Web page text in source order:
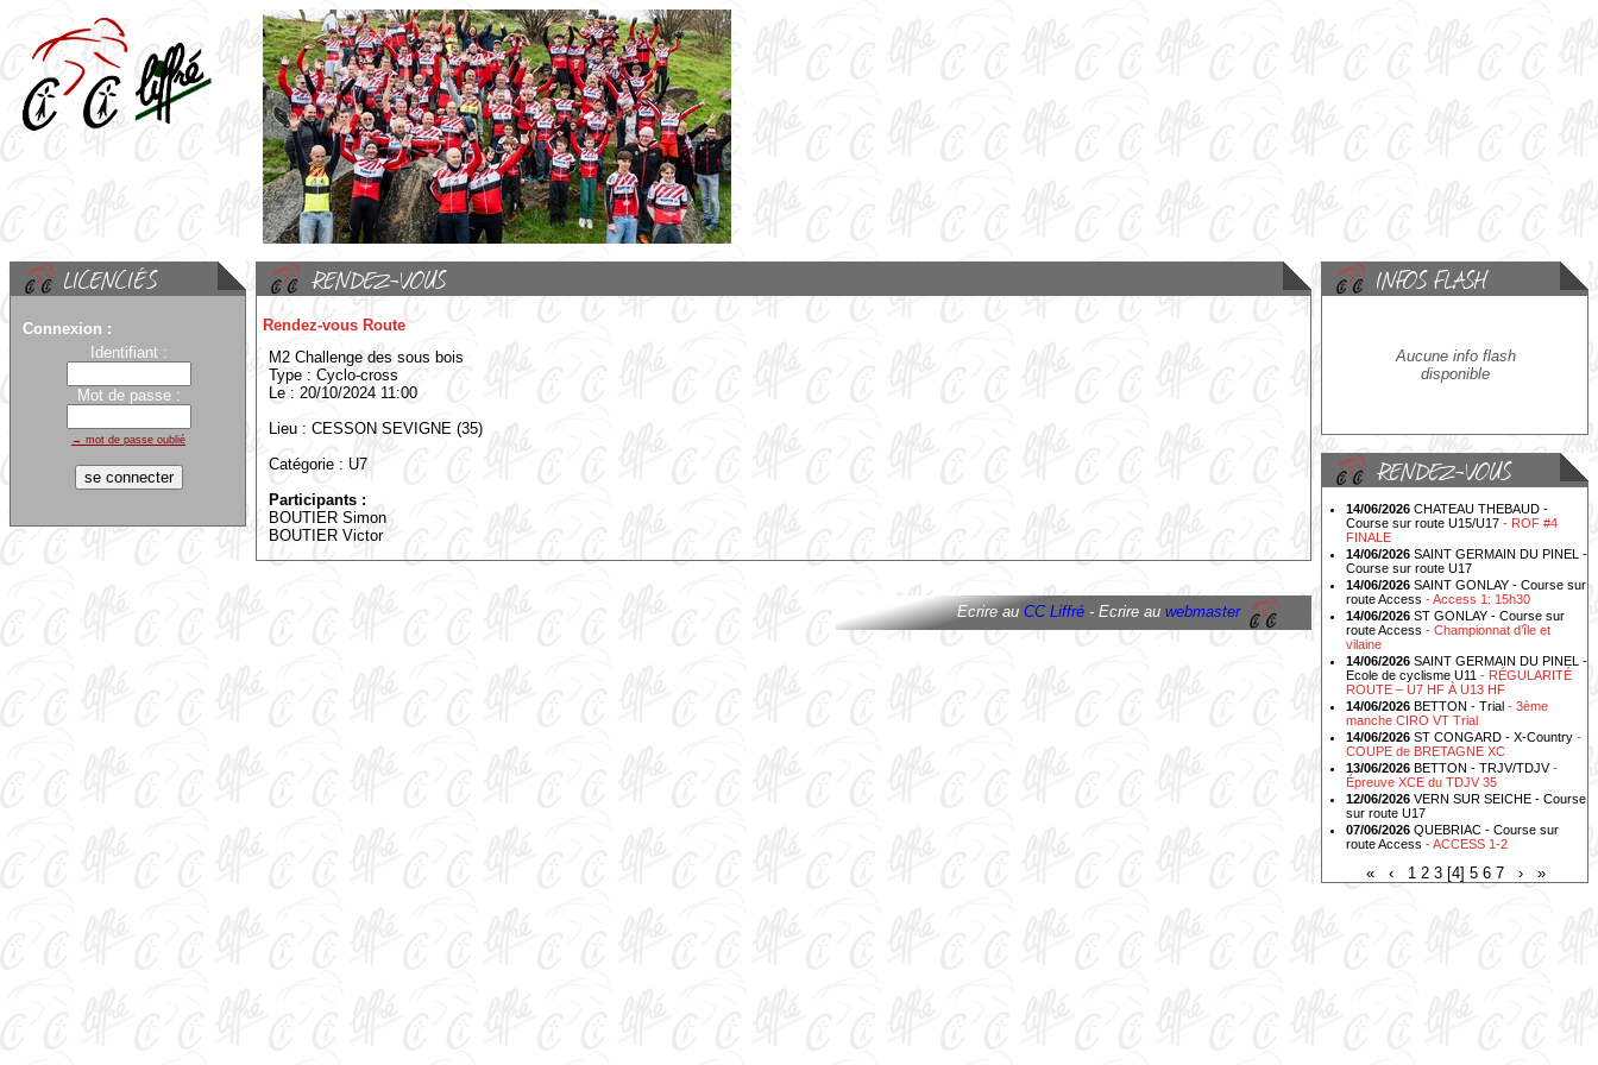
Aucune info flash
disponible
14/06/2026 CHATEAU THEBAUD -
Course sur route U15/U17 - ROF #4
FINALE
14/06/2026 SAINT GERMAIN DU PINEL -
Course sur route U17
14/06/2026 SAINT GONLAY - Course sur
route Access - Access 1: 15h30
14/06/2026 ST GONLAY - Course sur
route Access - Championnat d’île et
vilaine
14/06/2026 SAINT GERMAIN DU PINEL -
Ecole de cyclisme U11 - RÉGULARITÉ
ROUTE – U7 HF À U13 HF
14/06/2026 BETTON - Trial - 3ème
manche CIRO VT Trial
14/06/2026 ST CONGARD - X-Country -
COUPE de BRETAGNE XC
13/06/2026 BETTON - TRJV/TDJV-
Épreuve XCE du TDJV 35
12/06/2026 VERN SUR SEICHE - Course
sur route U17
07/06/2026 QUEBRIAC - Course sur
route Access - ACCESS 1-2
« ‹ 1 2 3 [4] 5 6 7 › »
Connexion :
Identifiant :
Mot de passe :
→ mot de passe oublié
Rendez-vous Route
M2 Challenge des sous bois
Type : Cyclo-cross
Le : 20/10/2024 11:00
Lieu : CESSON SEVIGNE (35)
Catégorie : U7
Participants :
BOUTIER Simon
BOUTIER Victor
Ecrire au CC Liffré - Ecrire au webmaster